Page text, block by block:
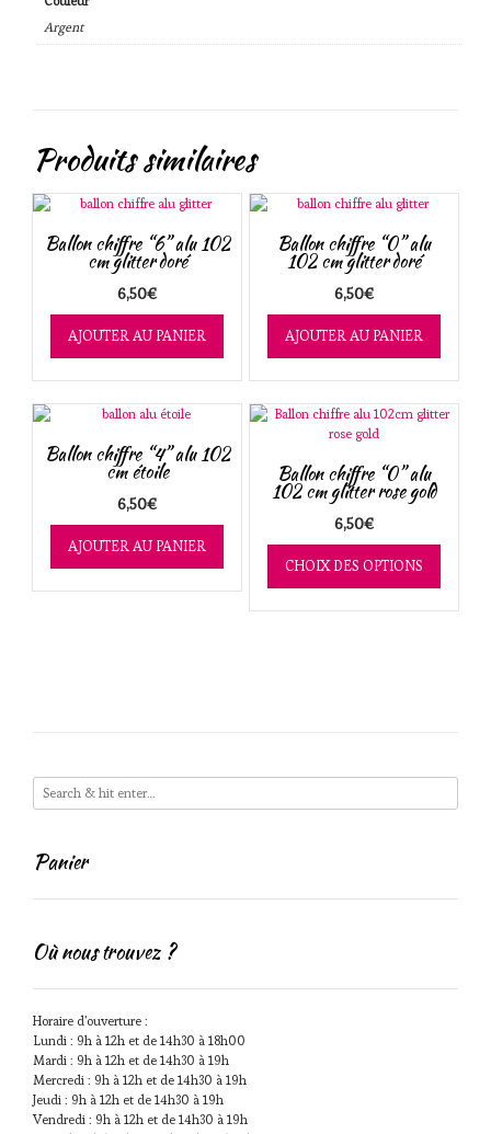
Argent
Produits similaires
Ballon chiffre “6” alu 102
cm glitter doré
6,50€
AJOUTER AU PANIER
Ballon chiffre “0” alu
102 cm glitter doré
6,50€
AJOUTER AU PANIER
Ballon chiffre “4” alu 102
cm étoile
6,50€
AJOUTER AU PANIER
Ballon chiffre “0” alu
102 cm glitter rose gold
6,50€
CHOIX DES OPTIONS
Ce
page
Panier
Où nous trouvez ?
Horaire d'ouverture :
Lundi : 9h à 12h et de 14h30 à 18h00
Mardi : 9h à 12h et de 14h30 à 19h
Mercredi : 9h à 12h et de 14h30 à 19h
Jeudi : 9h à 12h et de 14h30 à 19h
Vendredi : 9h à 12h et de 14h30 à 19h